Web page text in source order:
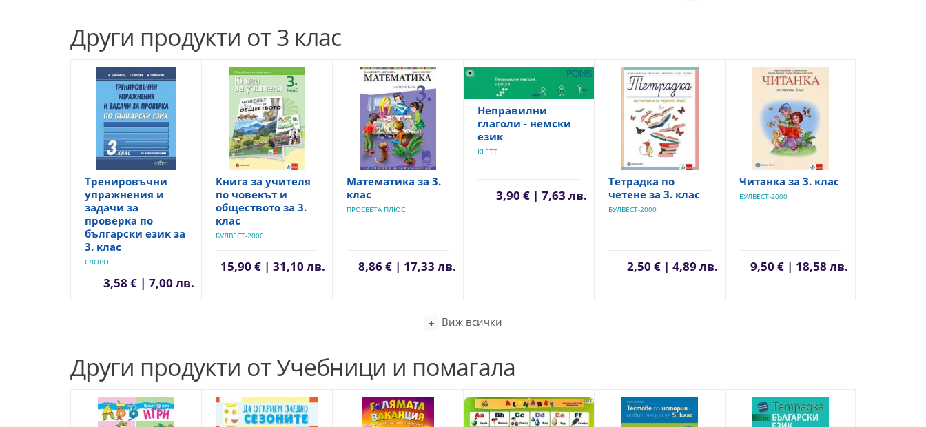
Други продукти от 3 клас
Тренировъчни
упражнения и
задачи за
проверка по
български език за
3. клас
СЛОВО
3,58 € | 7,00 лв.
Книга за учителя
по човекът и
обществото за 3.
клас
БУЛВЕСТ-2000
15,90 € | 31,10 лв.
Математика за 3.
клас
ПРОСВЕТА ПЛЮС
8,86 € | 17,33 лв.
Неправилни
глаголи - немски
език
KLETT
3,90 € | 7,63 лв.
Тетрадка по
четене за 3. клас
БУЛВЕСТ-2000
2,50 € | 4,89 лв.
Читанка за 3. клас
БУЛВЕСТ-2000
9,50 € | 18,58 лв.
Виж всички
Други продукти от Учебници и помагала